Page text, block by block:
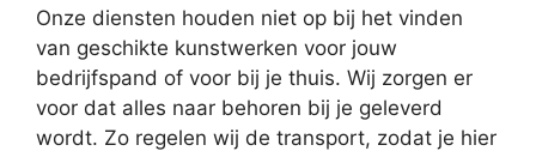
Onze diensten houden niet op bij het vinden
van geschikte kunstwerken voor jouw
bedrijfspand of voor bij je thuis. Wij zorgen er
voor dat alles naar behoren bij je geleverd
wordt. Zo regelen wij de transport, zodat je hier